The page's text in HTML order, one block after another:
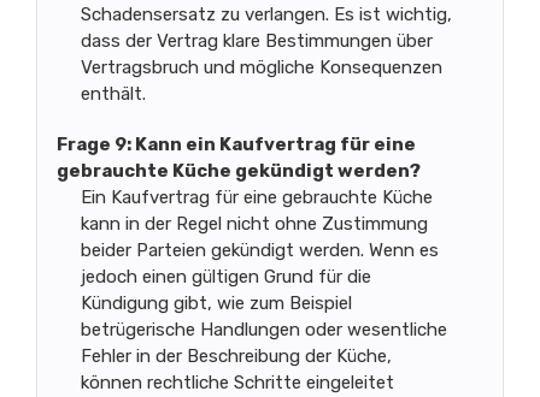
Schadensersatz zu verlangen. Es ist wichtig,
dass der Vertrag klare Bestimmungen über
Vertragsbruch und mögliche Konsequenzen
enthält.
Frage 9: Kann ein Kaufvertrag für eine
gebrauchte Küche gekündigt werden?
Ein Kaufvertrag für eine gebrauchte Küche
kann in der Regel nicht ohne Zustimmung
beider Parteien gekündigt werden. Wenn es
jedoch einen gültigen Grund für die
Kündigung gibt, wie zum Beispiel
betrügerische Handlungen oder wesentliche
Fehler in der Beschreibung der Küche,
können rechtliche Schritte eingeleitet